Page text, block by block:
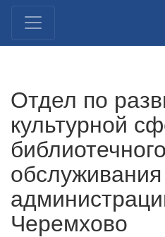
Отдел по
культурной
библиотечного
обслуживания
Черемхово